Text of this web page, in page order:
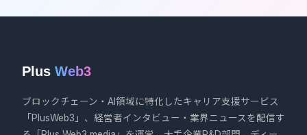
Plus Web3
ブロックチェーン・AI領域に特化したキャリア支援サービス
「PlusWeb3」、経営者インタビュー・業界ニュースを配信す